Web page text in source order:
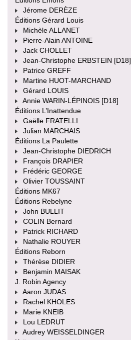
Jérome DERÈZE
Éditions Gérard Louis
Michèle ALLANET
Pierre-Alain ANTOINE
Jack CHOLLET
Jean-Christophe ERBSTEIN [D18]
Patrice GREFF
Martine HUOT-MARCHAND
Gérard LOUIS
Annie WARIN-LÉPINOIS [D18]
Éditions L’Inattendue
Gaëlle FRATELLI
Julian MARCHAIS
Éditions La Paulette
Jean-Christophe DIEDRICH
François DRAPIER
Frédéric GEORGE
Olivier TOUSSAINT
Éditions MK67
Éditions Rebelyne
John BULLIT
COLIN Bernard
Patrick RICHARD
Nathalie ROUYER
Éditions Reborn
Thérèse DIDIER
Benjamin MAISAK
J. Robin Agency
Aaron JUDAS
Rachel KHOLES
Marie KNEIB
Lou LEDRUT
Audrey WEISSELDINGER